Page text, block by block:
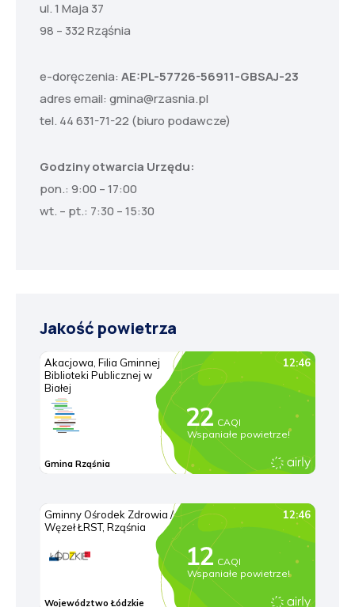
ul. 1 Maja 37
98 – 332 Rząśnia
e-doręczenia: AE:PL-57726-56911-GBSAJ-23
adres email: gmina@rzasnia.pl
tel. 44 631-71-22 (biuro podawcze)
Godziny otwarcia Urzędu:
pon.: 9:00 – 17:00
wt. – pt.: 7:30 – 15:30
Jakość powietrza